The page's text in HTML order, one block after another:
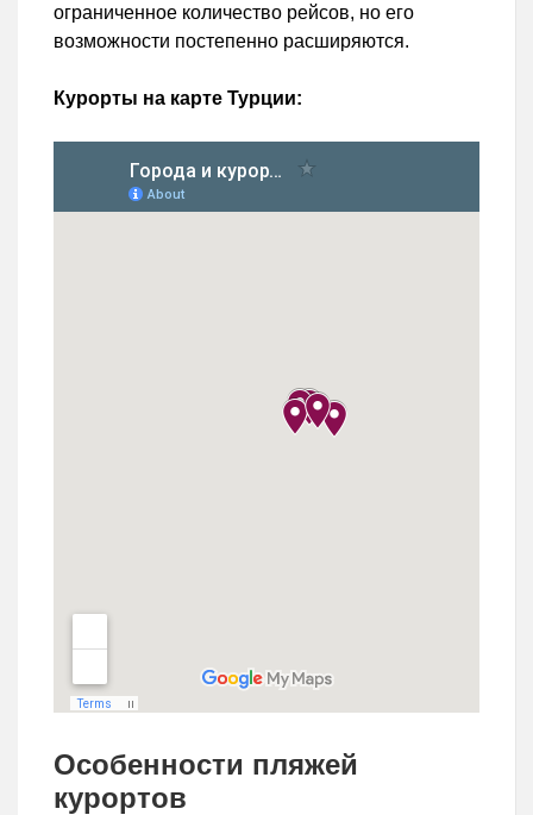
ограниченное количество рейсов, но его
возможности постепенно расширяются.
Курорты на карте Турции:
Особенности пляжей
курортов